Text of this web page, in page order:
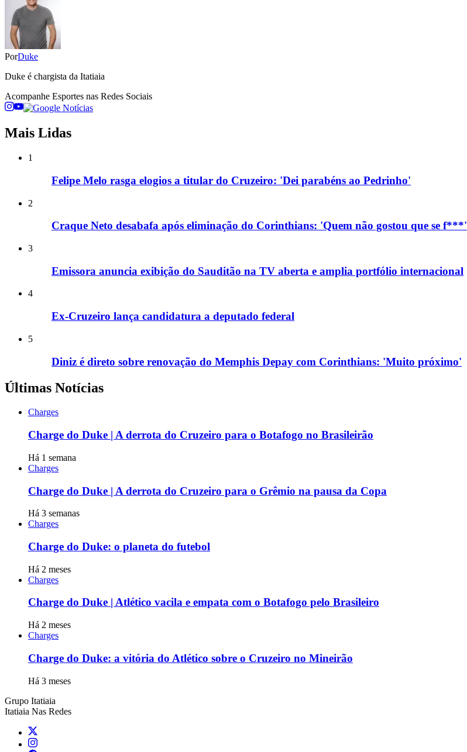
PorDuke
Duke é chargista da Itatiaia
Acompanhe Esportes nas Redes Sociais
Mais Lidas
1
Felipe Melo rasga elogios a titular do Cruzeiro: 'Dei parabéns ao Pedrinho'
2
Craque Neto desabafa após eliminação do Corinthians: 'Quem não gostou que se f***'
3
Emissora anuncia exibição do Sauditão na TV aberta e amplia portfólio internacional
4
Ex-Cruzeiro lança candidatura a deputado federal
5
Diniz é direto sobre renovação do Memphis Depay com Corinthians: 'Muito próximo'
Últimas Notícias
Charges
Charge do Duke | A derrota do Cruzeiro para o Botafogo no Brasileirão
Há 1 semana
Charges
Charge do Duke | A derrota do Cruzeiro para o Grêmio na pausa da Copa
Há 3 semanas
Charges
Charge do Duke: o planeta do futebol
Há 2 meses
Charges
Charge do Duke | Atlético vacila e empata com o Botafogo pelo Brasileiro
Há 2 meses
Charges
Charge do Duke: a vitória do Atlético sobre o Cruzeiro no Mineirão
Há 3 meses
Grupo Itatiaia
Itatiaia Nas Redes